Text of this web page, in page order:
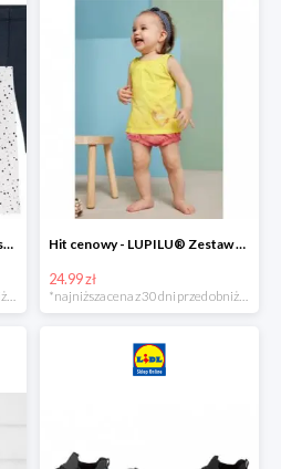
Hit cenowy - LUPILU® Legginsy niemowlęce z biobawełną, 2 pary Hit cenowy - LUPILU® Zestaw dziecięcy z biobawełny (body + koszulka + spodenki), 1 komplet
24.99 zł